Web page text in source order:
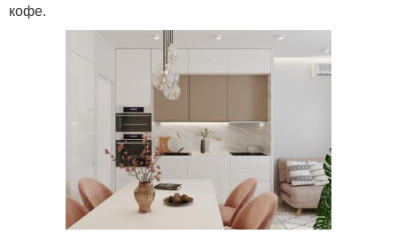
кофе.